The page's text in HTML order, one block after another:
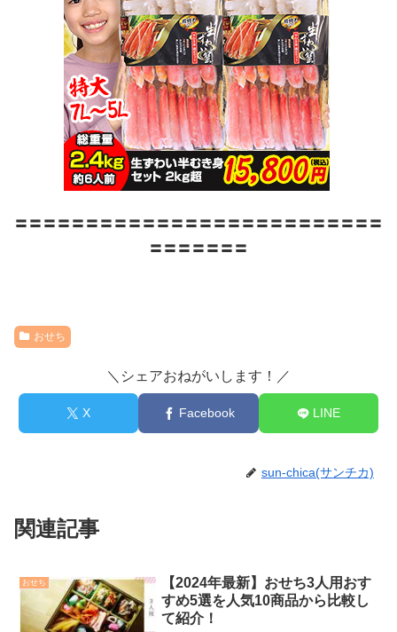
〓〓〓〓〓〓〓〓〓〓〓〓〓〓〓〓〓〓〓〓〓〓〓〓〓〓
〓〓〓〓〓〓〓
おせち
＼シェアおねがいします！／
X Facebook LINE
sun-chica(サンチカ)
関連記事
おせち
【2024年最新】おせち3人用おす
すめ5選を人気10商品から比較し
て紹介！